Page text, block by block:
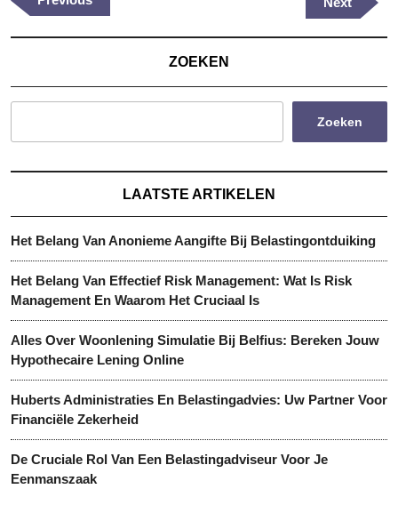
Post
Post
ZOEKEN
Zoeken
LAATSTE ARTIKELEN
Het Belang Van Anonieme Aangifte Bij Belastingontduiking
Het Belang Van Effectief Risk Management: Wat Is Risk
Management En Waarom Het Cruciaal Is
Alles Over Woonlening Simulatie Bij Belfius: Bereken Jouw
Hypothecaire Lening Online
Huberts Administraties En Belastingadvies: Uw Partner Voor
Financiële Zekerheid
De Cruciale Rol Van Een Belastingadviseur Voor Je
Eenmanszaak